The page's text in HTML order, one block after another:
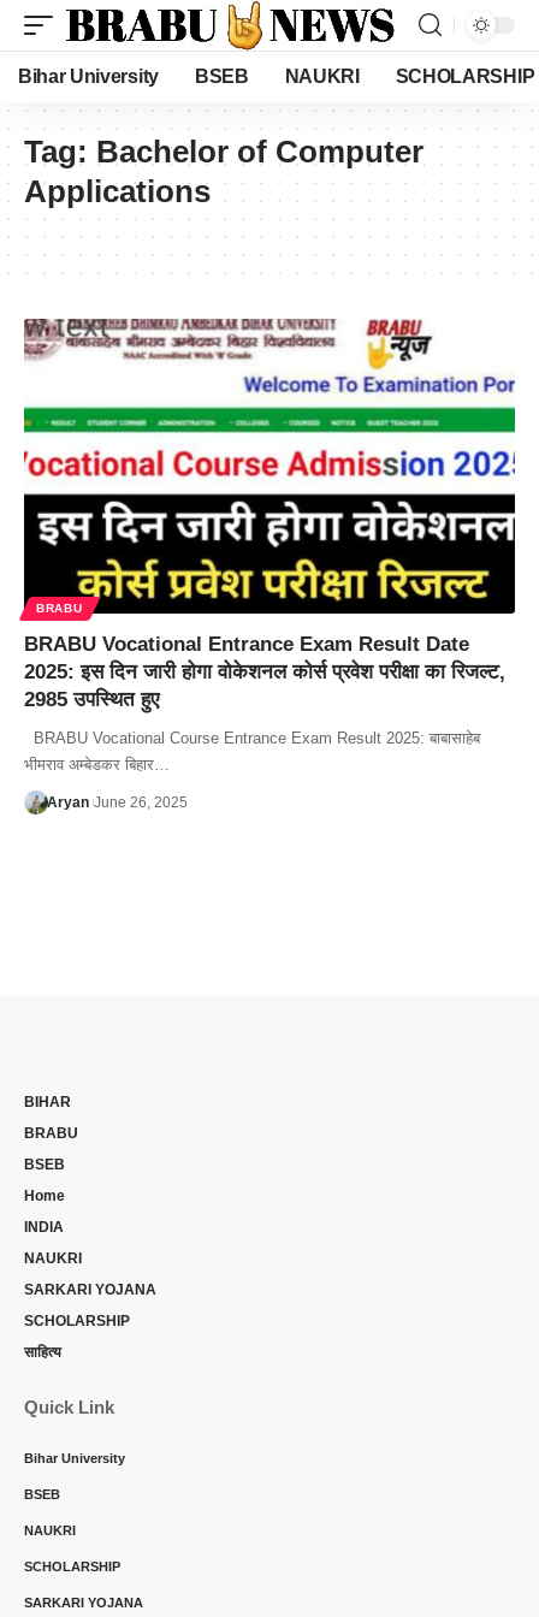
Bihar University BSEB NAUKRI SCHOLARSHIP
Tag: Bachelor of Computer
Applications
BRABU
BRABU Vocational Entrance Exam Result Date
2025: इस दिन जारी होगा वोकेशनल कोर्स प्रवेश परीक्षा का रिजल्ट,
2985 उपस्थित हुए
BRABU Vocational Course Entrance Exam Result 2025: बाबासाहेब
भीमराव अम्बेडकर बिहार…
Aryan June 26, 2025
BIHAR
BRABU
BSEB
Home
INDIA
NAUKRI
SARKARI YOJANA
SCHOLARSHIP
साहित्य
Quick Link
Bihar University
BSEB
NAUKRI
SCHOLARSHIP
SARKARI YOJANA